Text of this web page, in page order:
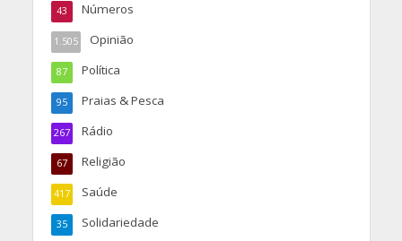
Números
43
Opinião
1.505
Política
87
Praias & Pesca
95
Rádio
267
Religião
67
Saúde
417
Solidariedade
35